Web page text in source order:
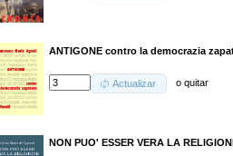
ANTIGONE contro la democrazia
Actualizar oquitar
NON PUO' ESSER VERA LA